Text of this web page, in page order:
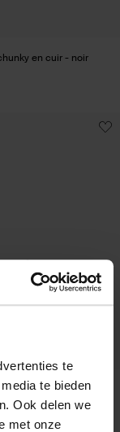
te
te bieden
Ook delen we
met onze
en cuir - noir
cuir avec clous - noir